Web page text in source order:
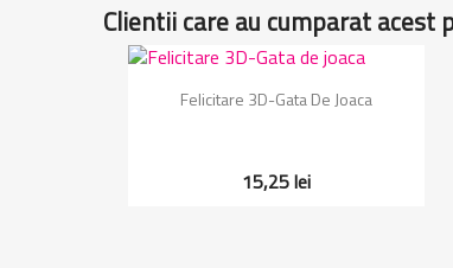
Clientii care au cumparat acest
Vizualizare rapida
Felicitare 3D-Gata De Joaca
15,25 lei